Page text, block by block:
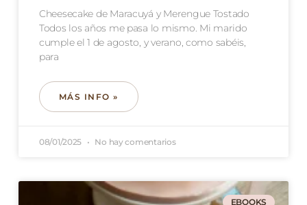
Cheesecake de Maracuyá y Merengue Tostado
Todos los años me pasa lo mismo. Mi marido
cumple el 1 de agosto, y verano, como sabéis,
para
MÁS INFO »
08/01/2025 No hay comentarios
EBOOKS